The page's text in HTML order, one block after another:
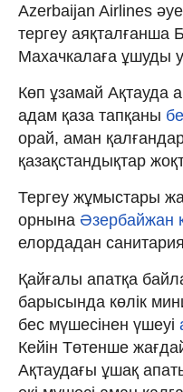
Azerbaijan Airlines
тергеу аяқталғанша
Махачкалаға ұшуды
Көп ұзамай Ақтауда
адам қаза тапқаны
орай, аман
қазақстандықтар
Тергеу жұмыстары
орнына Әзербайжан
елордадан
Қайғалы апатқа
барысында көлік
бес мүшесінен үшеуі
Кейін Төтенше
Ақтаудағы ұшақ